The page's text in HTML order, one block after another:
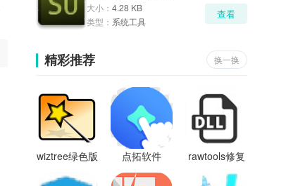
大小： 4.28 KB
类型： 系统工具
查看
精彩推荐 换一换
wiztree绿色版 点拓软件
rawtools修复